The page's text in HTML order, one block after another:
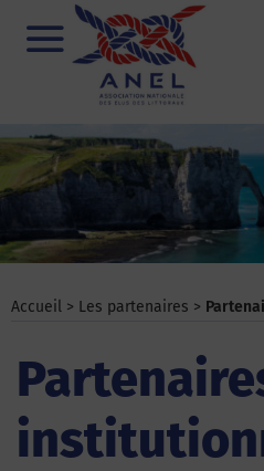
Menu
Accueil > Les partenaires >